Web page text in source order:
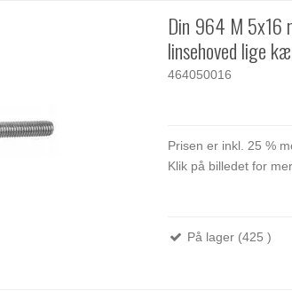
Din 964 M 5x16
linsehoved lige
464050016
Prisen er inkl. 25 %
Klik på billedet for
På lager (425 )